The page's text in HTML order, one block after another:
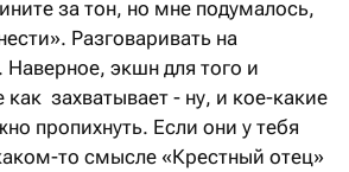
за тон, но мне подумалось,
Разговаривать на
экшн для того и
захватывает - ну, и кое-какие
пропихнуть. Если они у тебя
то смысле «Крестный отец»